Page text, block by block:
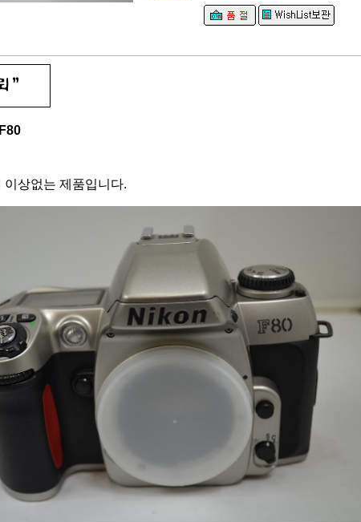
이상없는 제품입니다.